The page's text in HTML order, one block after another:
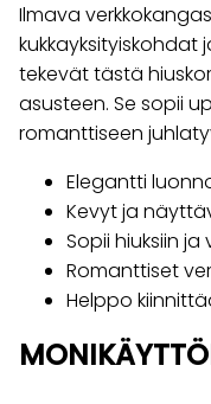
Ilmava
tekevät tästä
asusteen. Se sopii
romanttiseen
Elegantti
Kevyt ja
Sopii hiuksiin
Romanttiset
Helppo